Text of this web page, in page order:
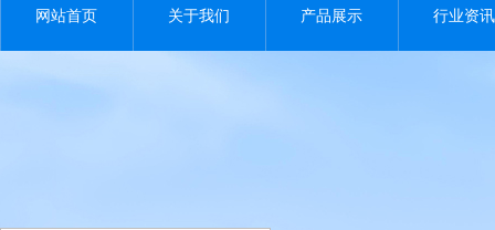
网站首页 关于我们 产品展示 行业资讯